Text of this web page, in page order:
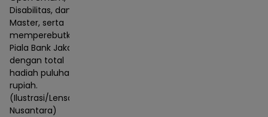
Disabilitas, dan
Master, serta
memperebutkan
Piala Bank Jakarta
dengan total
hadiah puluhan juta
rupiah.
(Ilustrasi/Lensa
Nusantara)